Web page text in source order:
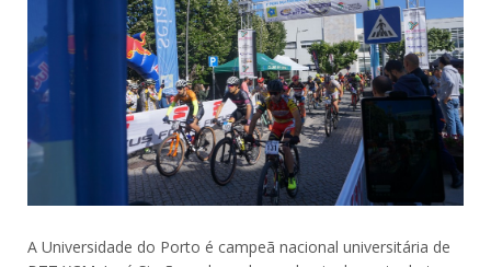
A Universidade do Porto é campeã nacional universitária de